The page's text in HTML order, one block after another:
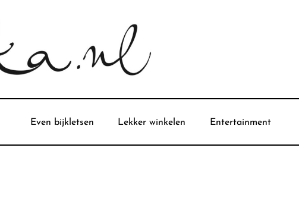
Even bijkletsen Lekker winkelen Entertainment